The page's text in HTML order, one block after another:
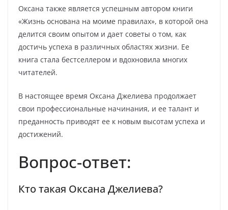
Оксана также является успешным автором книги
«Жизнь основана на моиме правилах», в которой она
делится своим опытом и дает советы о том, как
достичь успеха в различных областях жизни. Ее
книга стала бестселлером и вдохновила многих
читателей.
В настоящее время Оксана Джелиева продолжает
свои профессиональные начинания, и ее талант и
преданность приводят ее к новым высотам успеха и
достижений.
Вопрос-ответ:
Кто такая Оксана Джелиева?